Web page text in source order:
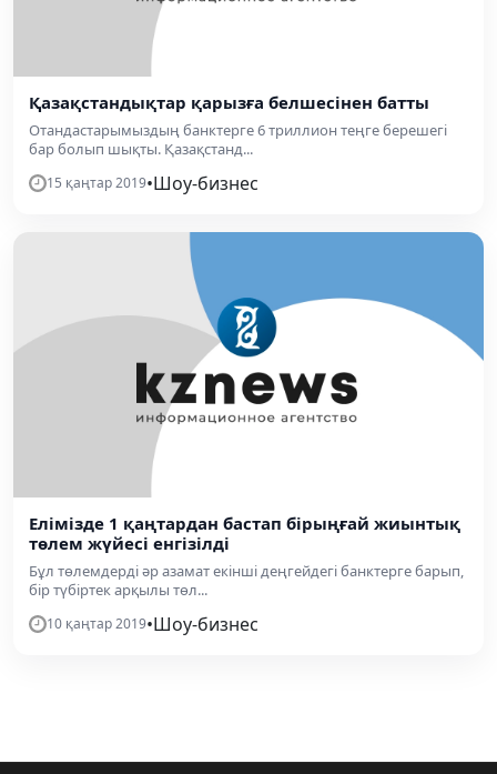
Қазақстандықтар қарызға белшесінен батты
Отандастарымыздың банктерге 6 триллион теңге берешегі
бар болып шықты. Қазақстанд...
15 қаңтар 2019•Шоу-бизнес
Елімізде 1 қаңтардан бастап бірыңғай жиынтық
төлем жүйесі енгізілді
Бұл төлемдерді әр азамат екінші деңгейдегі банктерге барып,
бір түбіртек арқылы төл...
10 қаңтар 2019•Шоу-бизнес